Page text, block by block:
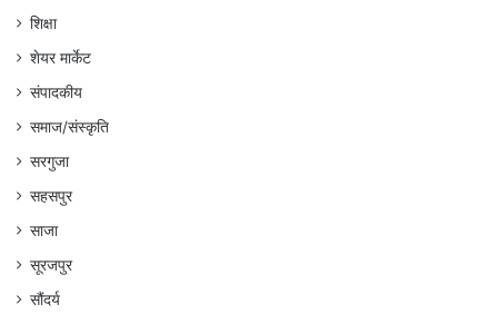
शिक्षा
शेयर मार्केट
संपादकीय
समाज/संस्कृति
सरगुजा
सहसपुर
साजा
सूरजपुर
सौंदर्य